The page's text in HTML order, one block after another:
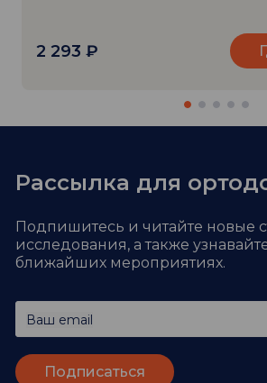
2 293 ₽
Рассылка для
Подпишитесь и читайте новые
исследования, а также
ближайших мероприятиях.
Ваш email